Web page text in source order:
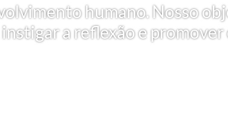
humano. Nosso
a reflexão e promover